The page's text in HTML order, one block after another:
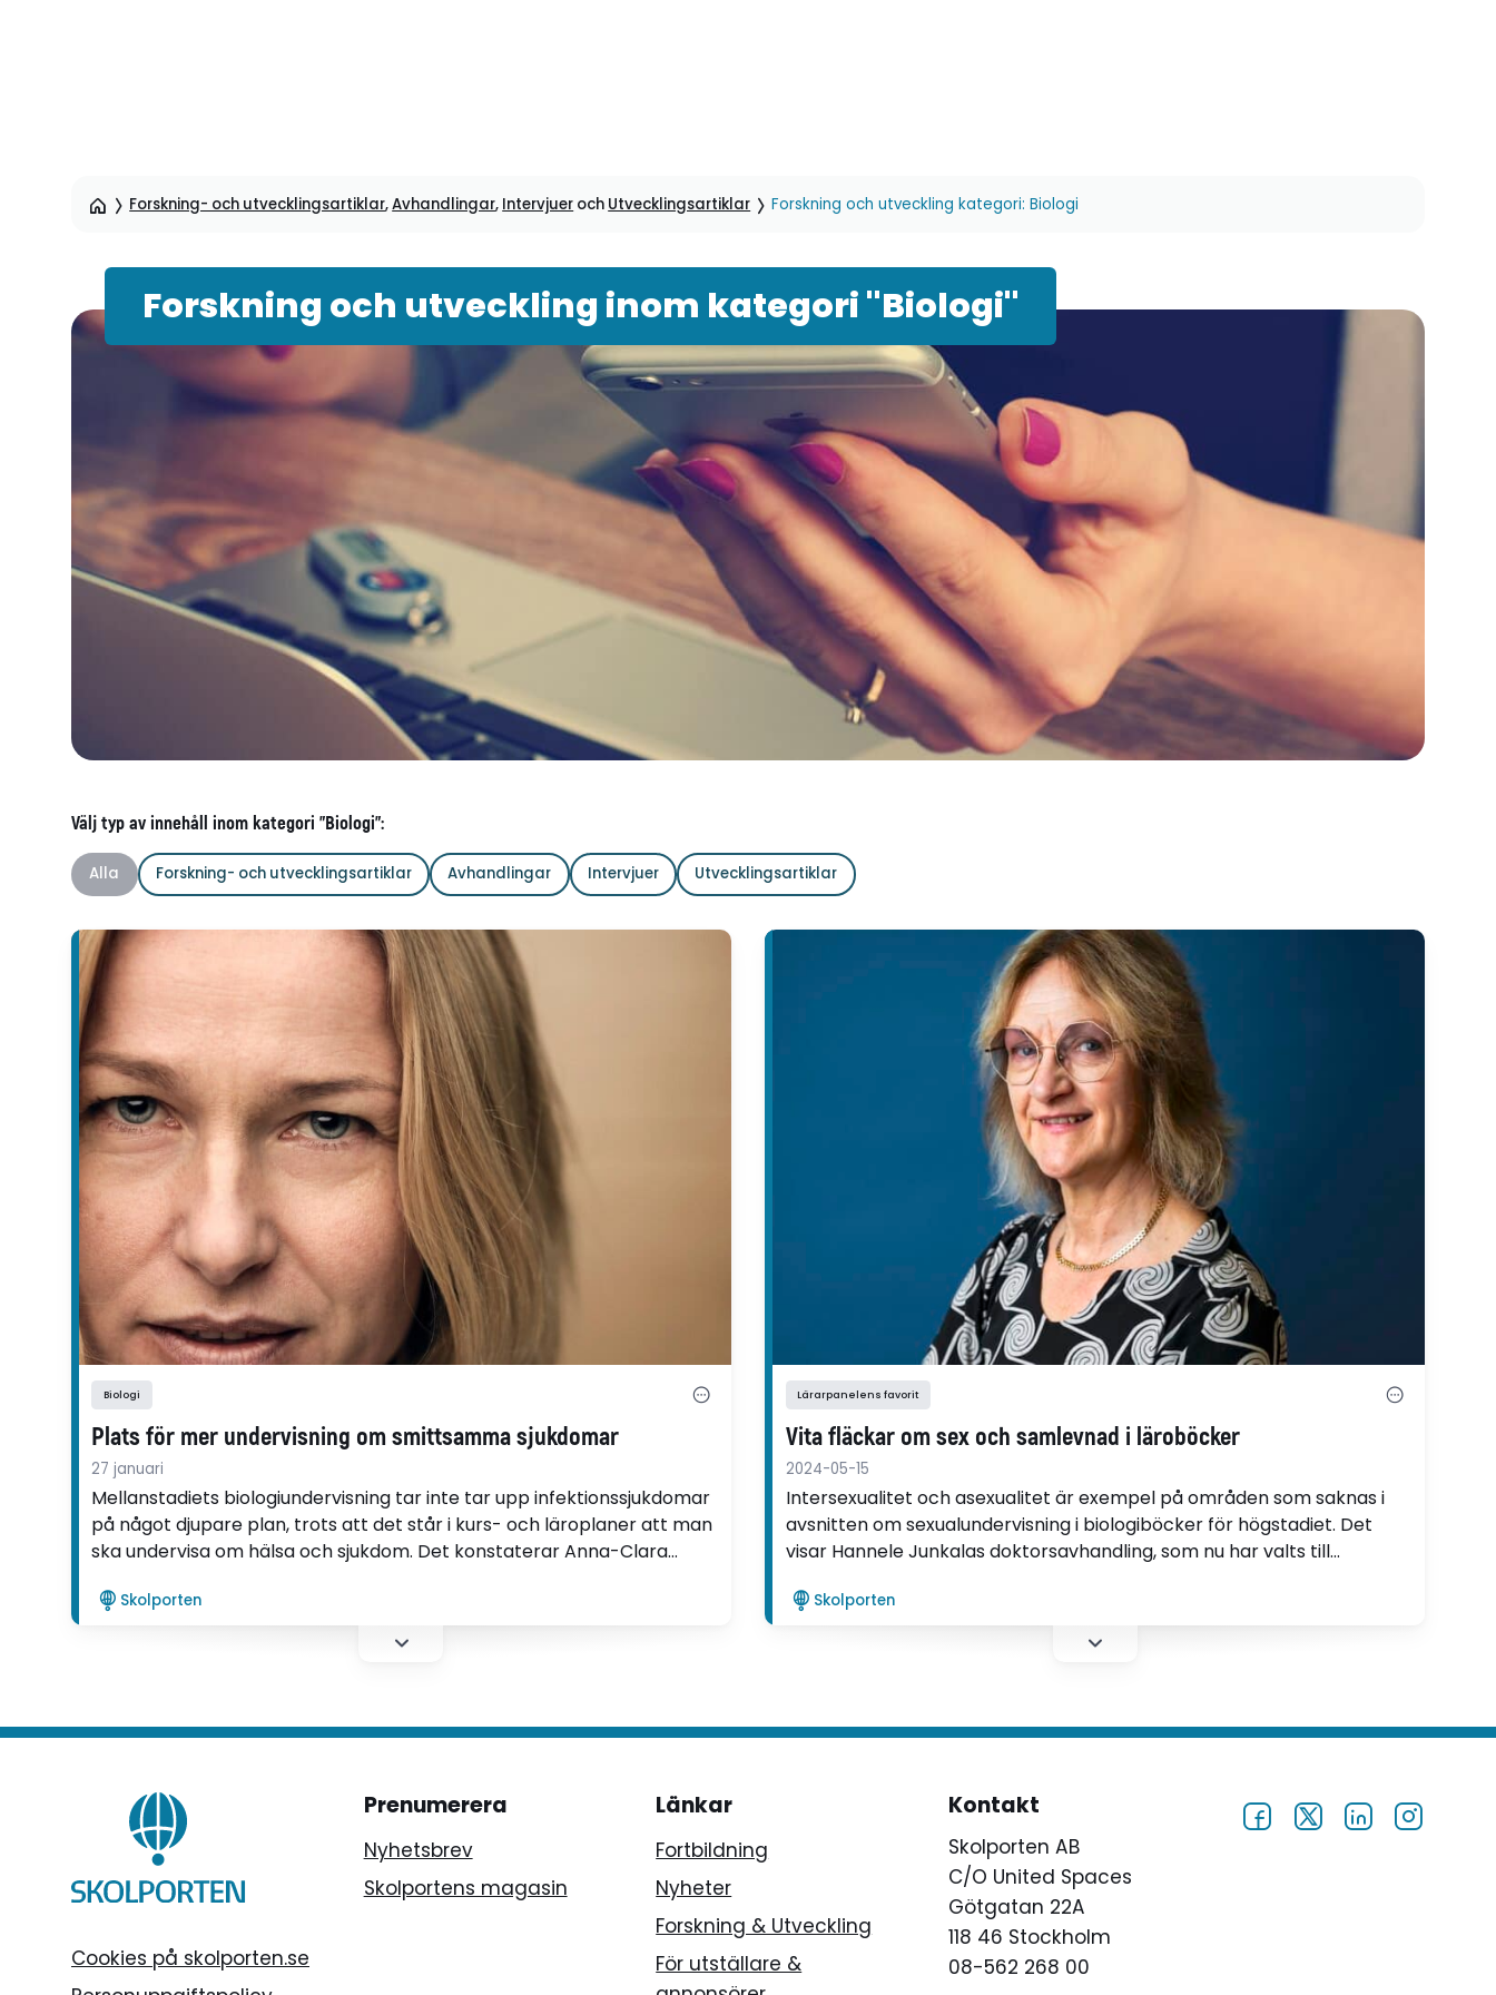
Forskning- och utvecklingsartiklar,Avhandlingar, Intervjuer och Utvecklingsartiklar Forskning och utveckling kategori: Biologi
Forskning och utveckling inom kategori "Biologi"
Välj typ av innehåll inom kategori "Biologi":
Alla Forskning- och utvecklingsartiklar Avhandlingar Intervjuer Utvecklingsartiklar
Biologi
Plats för mer undervisning om smittsamma sjukdomar
27 januari
Mellanstadiets biologiundervisning tar inte tar upp infektionssjukdomar
på något djupare plan, trots att det står i kurs- och läroplaner att man
ska undervisa om hälsa och sjukdom. Det konstaterar Anna-Clara
Skolporten
Lärarpanelens favorit
Vita fläckar om sex och samlevnad i läroböcker
2024-05-15
Intersexualitet och asexualitet är exempel på områden som saknas i
avsnitten om sexualundervisning i biologiböcker för högstadiet. Det
visar Hannele Junkalas doktorsavhandling, som nu har valts till
Skolporten
Cookies på skolporten.se
Prenumerera
Nyhetsbrev
Skolportens magasin
Länkar
Fortbildning
Nyheter
Forskning & Utveckling
För utställare &
Kontakt
Skolporten AB
C/O United Spaces
Götgatan 22A
118 46 Stockholm
08-562 268 00